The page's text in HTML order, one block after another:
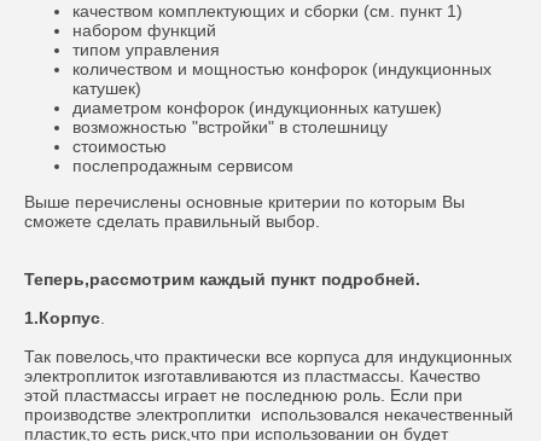
качеством комплектующих и сборки (см. пункт 1)
набором функций
типом управления
количеством и мощностью конфорок (индукционных
катушек)
диаметром конфорок (индукционных катушек)
возможностью "встройки" в столешницу
стоимостью
послепродажным сервисом
Выше перечислены основные критерии по которым Вы
сможете сделать правильный выбор.
Теперь,рассмотрим каждый пункт подробней.
1.Корпус
Так повелось,что практически все корпуса для индукционных
электроплиток изготавливаются из пластмассы. Качество
этой пластмассы играет не последнюю роль. Если при
производстве электроплитки использовался некачественный
пластик,то есть риск,что при использовании он будет